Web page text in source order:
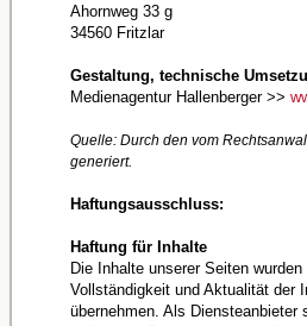
Ahornweg 33 g
34560 Fritzlar
Gestaltung, technische
Medienagentur Hallenberger >>
Quelle: Durch den vom
generiert.
Haftungsausschluss:
Haftung für Inhalte
Die Inhalte unserer Seiten
Vollständigkeit und Aktualität der
übernehmen. Als